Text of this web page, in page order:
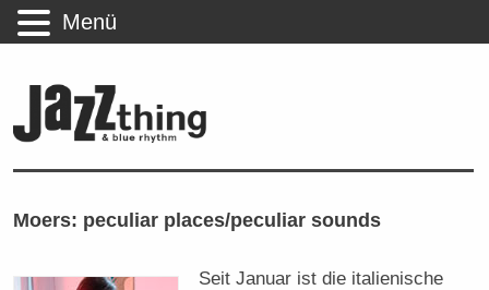
Moers: peculiar places/peculiar sounds
Seit Januar ist die italienische
Menü